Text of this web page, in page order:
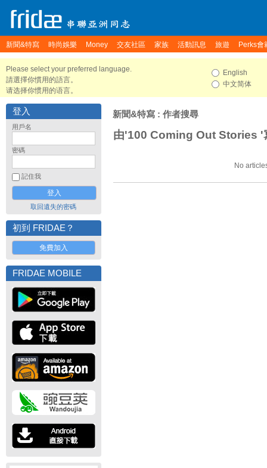
新聞&特寫 時尚娛樂 Money 交友社區 家族 活動訊息 旅遊 Perks會
Please select your preferred language.
請選擇你慣用的語言。
请选择你惯用的语言。
English
中文简体
登入
用戶名
密碼
記住我
取回遺失的密碼
初到 FRIDAE？
免費加入
FRIDAE MOBILE
新聞&特寫 : 作者搜尋
由'100 Coming Out Stories '
No